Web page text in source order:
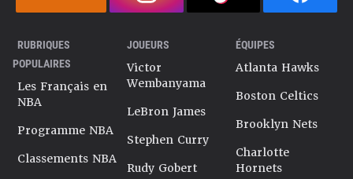
RUBRIQUES
POPULAIRES
Les Français en
NBA
Programme NBA
Classements NBA
JOUEURS
Victor
Wembanyama
LeBron James
Stephen Curry
Rudy Gobert
ÉQUIPES
Atlanta Hawks
Boston Celtics
Brooklyn Nets
Charlotte
Hornets